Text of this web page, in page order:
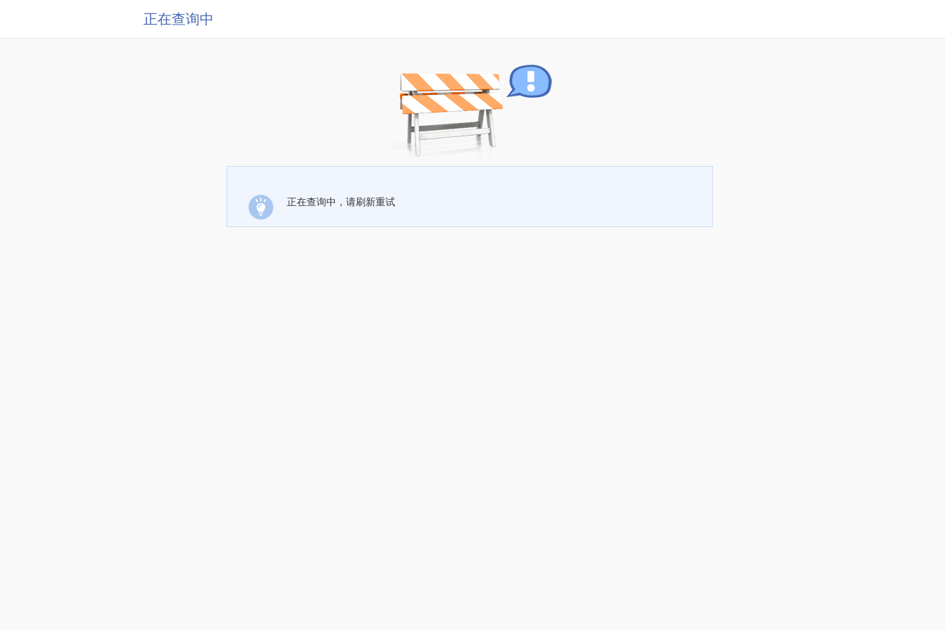
正在查询中
正在查询中，请刷新重试